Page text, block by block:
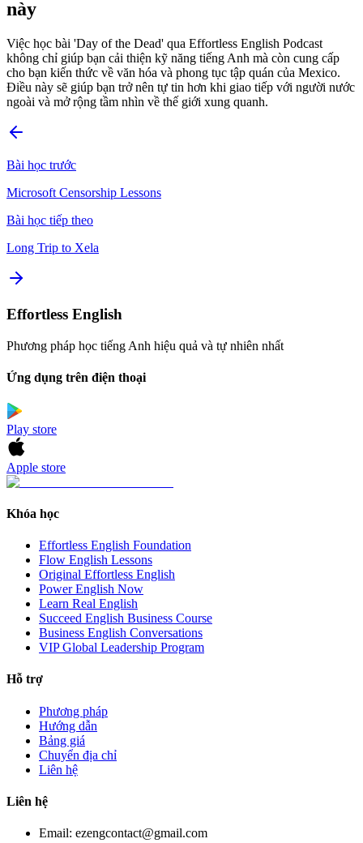
này
Việc học bài 'Day of the Dead' qua Effortless English Podcast
không chỉ giúp bạn cải thiện kỹ năng tiếng Anh mà còn cung cấp
cho bạn kiến thức về văn hóa và phong tục tập quán của Mexico.
Điều này sẽ giúp bạn trở nên tự tin hơn khi giao tiếp với người nước
ngoài và mở rộng tầm nhìn về thế giới xung quanh.
Bài học trước
Microsoft Censorship Lessons
Bài học tiếp theo
Long Trip to Xela
Effortless English
Phương pháp học tiếng Anh hiệu quả và tự nhiên nhất
Ứng dụng trên điện thoại
Play store
Apple store
Khóa học
Effortless English Foundation
Flow English Lessons
Original Effortless English
Power English Now
Learn Real English
Succeed English Business Course
Business English Conversations
VIP Global Leadership Program
Hỗ trợ
Phương pháp
Hướng dẫn
Bảng giá
Chuyển địa chỉ
Liên hệ
Liên hệ
Email: ezengcontact@gmail.com